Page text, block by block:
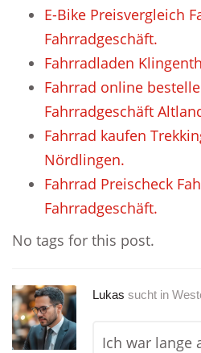
E-Bike Preisvergleich
Fahrradgeschäft.
Fahrradladen
Fahrrad online
Fahrradgeschäft
Fahrrad kaufen
Nördlingen.
Fahrrad Preischeck
Fahrradgeschäft.
No tags for this post.
Lukas sucht in
Ich war lange